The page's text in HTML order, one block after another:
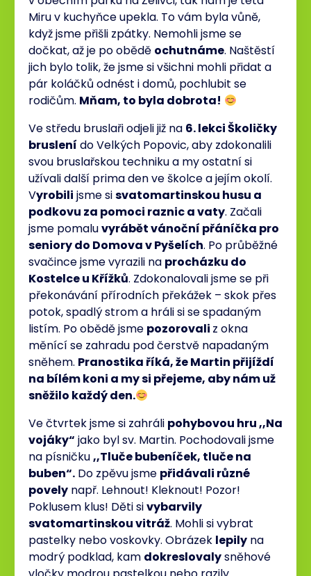
Miru v kuchyňce upekla. To vám byla vůně,
když jsme přišli zpátky. Nemohli jsme se
dočkat, až je po obědě ochutnáme. Naštěstí
jich bylo tolik, že jsme si všichni mohli přidat a
pár koláčků odnést i domů, pochlubit se
rodičům. Mňam, to byla dobrota!
Ve středu bruslaři odjeli již na 6. lekci Školičky
bruslení do Velkých Popovic, aby zdokonalili
svou bruslařskou techniku a my ostatní si
užívali další prima den ve školce a jejím okolí.
Vyrobili jsme sisvatomartinskou husu a
podkovu za pomoci raznic a vaty. Začali
jsme pomaluvyrábět vánoční přáníčka pro
seniory do Domova v Pyšelích. Po průběžné
svačince jsme vyrazili na procházku do
Kostelce u Křížků. Zdokonalovali jsme se při
překonávání přírodních překážek – skok přes
potok, spadlý strom a hráli si se spadaným
listím. Po obědě jsme pozorovali z okna
měnící se zahradu pod čerstvě napadaným
sněhem. Pranostika říká, že Martin přijíždí
na bílém koni a my si přejeme, aby nám už
sněžilo každý den.
Ve čtvrtek jsme si zahráli pohybovou hru ,,Na
vojáky“ jako byl sv. Martin. Pochodovali jsme
na písničku,,Tluče bubeníček, tluče na
buben“. Do zpěvu jsme přidávali různé
povely např. Lehnout! Kleknout! Pozor!
Poklusem klus! Děti sivybarvily
svatomartinskou vitráž. Mohli si vybrat
pastelky nebo voskovky. Obrázek lepily na
modrý podklad, kam dokreslovalysněhové